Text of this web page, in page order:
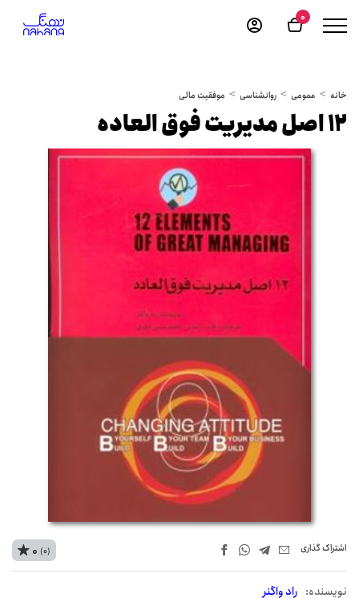
0
خانه عمومی روانشناسی موفقیت مالی
12 اصل مدیریت فوق العاده
اشتراک‌ گذاری
نويسنده: راد واگنر
0 (0)